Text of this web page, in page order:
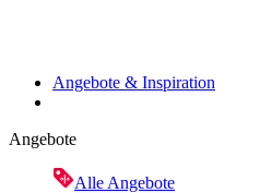
Angebote & Inspiration
Angebote
Alle Angebote